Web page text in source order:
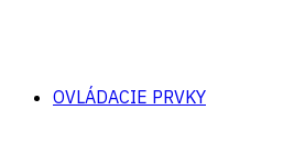
OVLÁDACIE PRVKY